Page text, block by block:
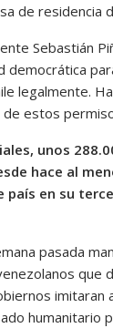
de residencia
Sebastián
democrática
legalmente.
estos
unos
hace al
país en su
pasada
que
imitaran
humanitario